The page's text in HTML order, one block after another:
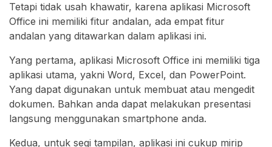
Tetapi tidak usah khawatir, karena aplikasi Microsoft
Office ini memiliki fitur andalan, ada empat fitur
andalan yang ditawarkan dalam aplikasi ini.
Yang pertama, aplikasi Microsoft Office ini memiliki tiga
aplikasi utama, yakni Word, Excel, dan PowerPoint.
Yang dapat digunakan untuk membuat atau mengedit
dokumen. Bahkan anda dapat melakukan presentasi
langsung menggunakan smartphone anda.
Kedua, untuk segi tampilan, aplikasi ini cukup mirip